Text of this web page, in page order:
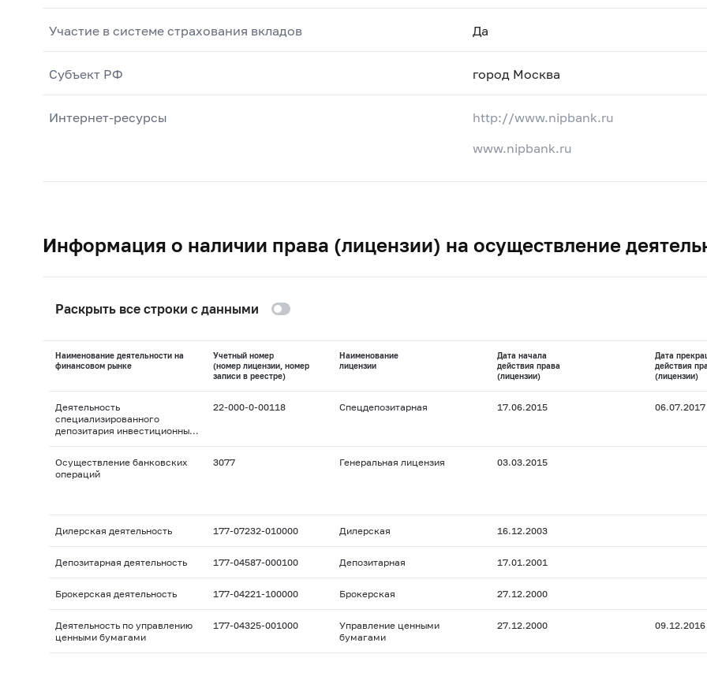
Участие в системе страхования вкладов Да
Субъект РФ город Москва
Интернет-ресурсы http://www.nipbank.ru
www.nipbank.ru
Информация о наличии права (лицензии) на осуществление
Раскрыть все строки с данными
Наименование деятельности на
финансовом рынке
Учетный номер
(номер лицензии, номер
записи в реестре)
Наименование
лицензии
Дата начала
действия права
(лицензии)
Дата
действия
(лицензии)
Деятельность
специализированного
депозитария инвестиционных
негосударственных
пенсионных фондов
22-000-0-00118 Спецдепозитарная 17.06.2015 06.07.2017
Осуществление банковских
операций
3077 Генеральная лицензия 03.03.2015
Дилерская деятельность 177-07232-010000 Дилерская 16.12.2003
Депозитарная деятельность 177-04587-000100 Депозитарная 17.01.2001
Брокерская деятельность 177-04221-100000 Брокерская 27.12.2000
Деятельность по управлению
ценными бумагами
177-04325-001000
Управление ценными
бумагами
27.12.2000 09.12.2016